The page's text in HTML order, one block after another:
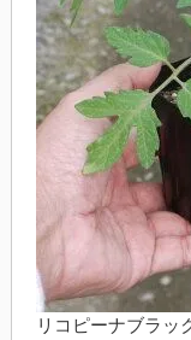
リコピーナブラッ